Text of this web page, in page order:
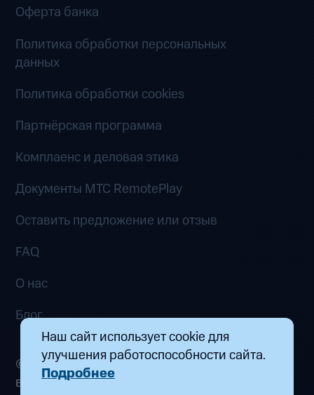
Наш сайт использует cookie для
улучшения работоспособности сайта.
Подробнее
Оферта банка
Политика обработки персональных
данных
Политика обработки cookies
Партнёрская программа
Комплаенс и деловая этика
Документы MTC RemotePlay
Оставить предложение или отзыв
FAQ
О нас
Блог
© 2026 ООО «Маркетплейс распределенных
вычислений». Все права защищены